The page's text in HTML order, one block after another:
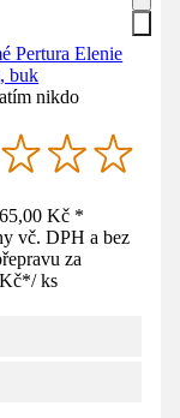
Pertura Elenie
buk
nikdo
Kč *
vč. DPH a bez
za
*/ ks